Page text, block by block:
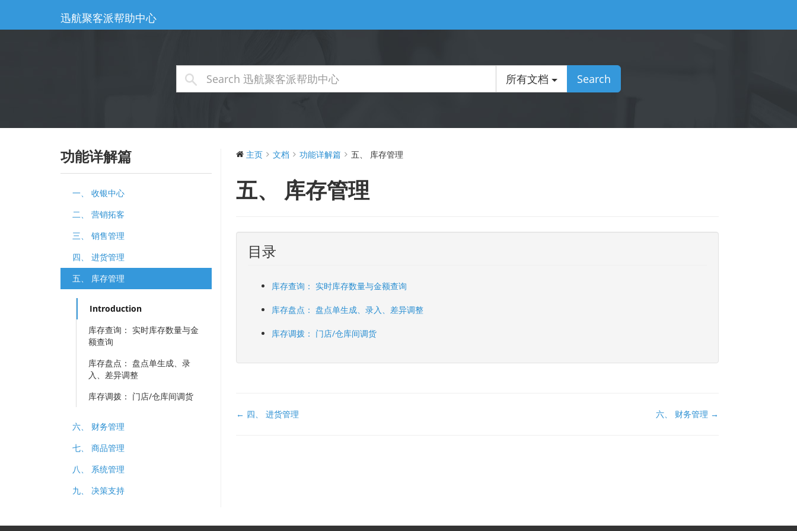
迅航聚客派帮助中心
所有文档 Search
功能详解篇
一、 收银中心
二、 营销拓客
三、 销售管理
四、 进货管理
五、 库存管理
Introduction
​库存查询：​​ 实时库存数量与金
额查询
库存盘点：​​ 盘点单生成、录
入、差异调整
库存调拨：​​ 门店/仓库间调货
六、 财务管理
七、 商品管理
八、 系统管理
九、 决策支持
主页 文档 功能详解篇 五、 库存管理
五、 库存管理
​库存查询：​​ 实时库存数量与金额查询
库存盘点：​​ 盘点单生成、录入、差异调整
库存调拨：​​ 门店/仓库间调货
文
← 四、 进货管理 六、 财务管理 →